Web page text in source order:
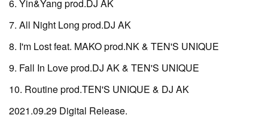
6. Yin&Yang prod.DJ AK
7. All Night Long prod.DJ AK
8. I'm Lost feat. MAKO prod.NK & TEN'S UNIQUE
9. Fall In Love prod.DJ AK & TEN'S UNIQUE
10. Routine prod.TEN'S UNIQUE & DJ AK
2021.09.29 Digital Release.